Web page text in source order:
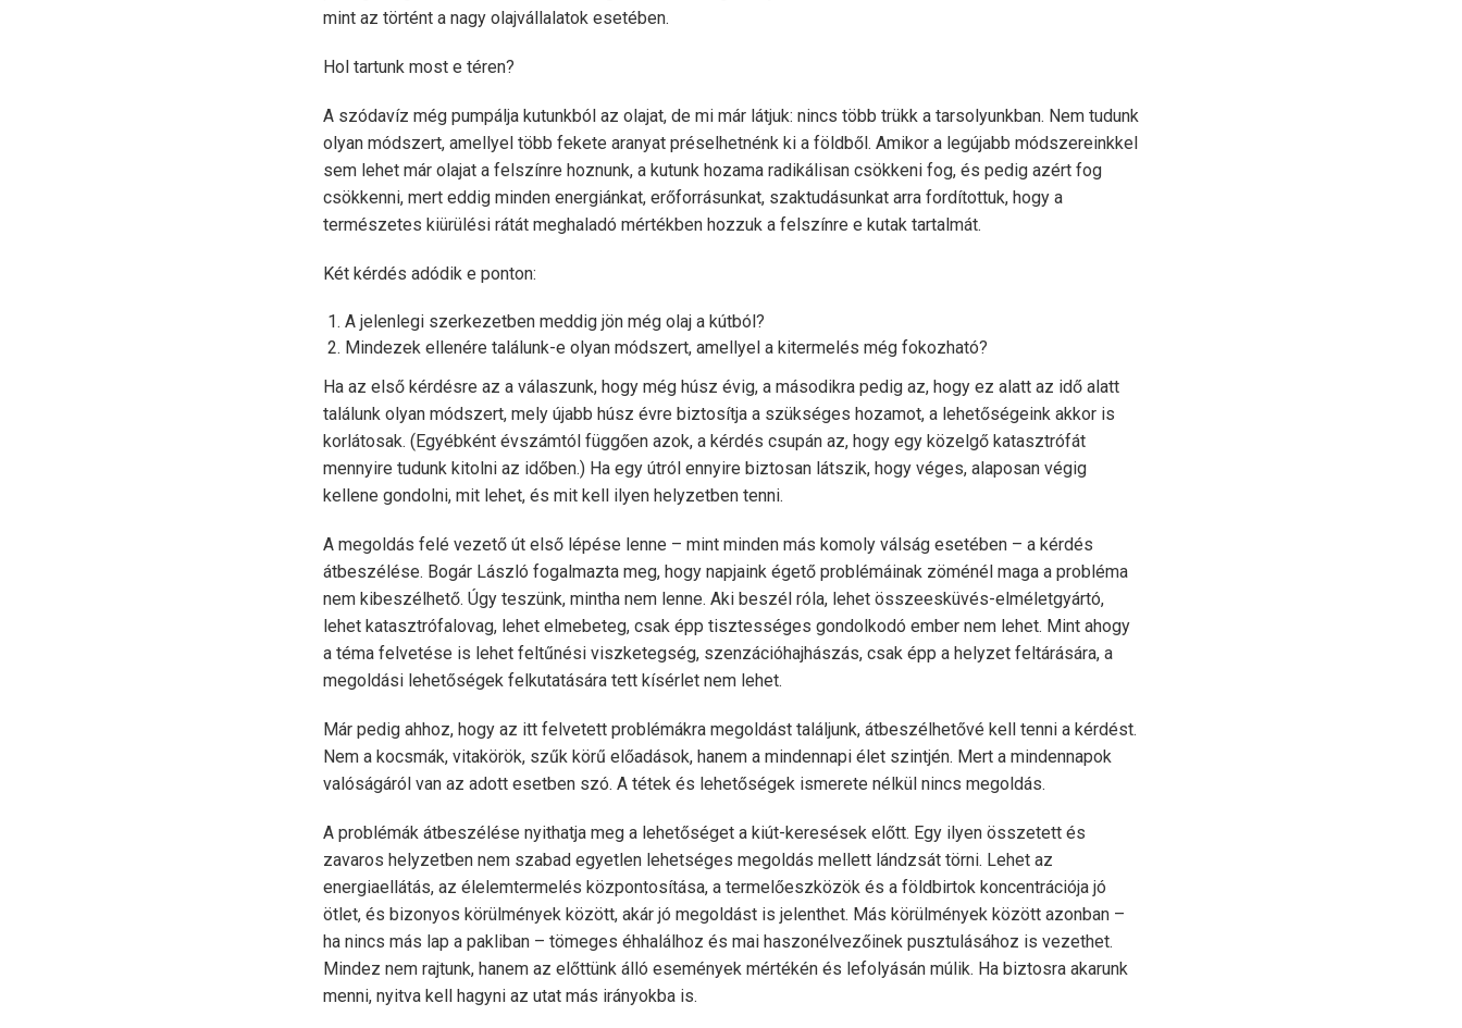
mint az történt a nagy olajvállalatok esetében.
Hol tartunk most e téren?
A szódavíz még pumpálja kutunkból az olajat, de mi már látjuk: nincs több trükk a tarsolyunkban. Nem tudunk
olyan módszert, amellyel több fekete aranyat préselhetnénk ki a földből. Amikor a legújabb módszereinkkel
sem lehet már olajat a felszínre hoznunk, a kutunk hozama radikálisan csökkeni fog, és pedig azért fog
csökkenni, mert eddig minden energiánkat, erőforrásunkat, szaktudásunkat arra fordítottuk, hogy a
természetes kiürülési rátát meghaladó mértékben hozzuk a felszínre e kutak tartalmát.
Két kérdés adódik e ponton:
A jelenlegi szerkezetben meddig jön még olaj a kútból?
Mindezek ellenére találunk-e olyan módszert, amellyel a kitermelés még fokozható?
Ha az első kérdésre az a válaszunk, hogy még húsz évig, a másodikra pedig az, hogy ez alatt az idő alatt
találunk olyan módszert, mely újabb húsz évre biztosítja a szükséges hozamot, a lehetőségeink akkor is
korlátosak. (Egyébként évszámtól függően azok, a kérdés csupán az, hogy egy közelgő katasztrófát
mennyire tudunk kitolni az időben.) Ha egy útról ennyire biztosan látszik, hogy véges, alaposan végig
kellene gondolni, mit lehet, és mit kell ilyen helyzetben tenni.
A megoldás felé vezető út első lépése lenne – mint minden más komoly válság esetében – a kérdés
átbeszélése. Bogár László fogalmazta meg, hogy napjaink égető problémáinak zöménél maga a probléma
nem kibeszélhető. Úgy teszünk, mintha nem lenne. Aki beszél róla, lehet összeesküvés-elméletgyártó,
lehet katasztrófalovag, lehet elmebeteg, csak épp tisztességes gondolkodó ember nem lehet. Mint ahogy
a téma felvetése is lehet feltűnési viszketegség, szenzációhajhászás, csak épp a helyzet feltárására, a
megoldási lehetőségek felkutatására tett kísérlet nem lehet.
Már pedig ahhoz, hogy az itt felvetett problémákra megoldást találjunk, átbeszélhetővé kell tenni a kérdést.
Nem a kocsmák, vitakörök, szűk körű előadások, hanem a mindennapi élet szintjén. Mert a mindennapok
valóságáról van az adott esetben szó. A tétek és lehetőségek ismerete nélkül nincs megoldás.
A problémák átbeszélése nyithatja meg a lehetőséget a kiút-keresések előtt. Egy ilyen összetett és
zavaros helyzetben nem szabad egyetlen lehetséges megoldás mellett lándzsát törni. Lehet az
energiaellátás, az élelemtermelés központosítása, a termelőeszközök és a földbirtok koncentrációja jó
ötlet, és bizonyos körülmények között, akár jó megoldást is jelenthet. Más körülmények között azonban –
ha nincs más lap a pakliban – tömeges éhhalálhoz és mai haszonélvezőinek pusztulásához is vezethet.
Mindez nem rajtunk, hanem az előttünk álló események mértékén és lefolyásán múlik. Ha biztosra akarunk
menni, nyitva kell hagyni az utat más irányokba is.